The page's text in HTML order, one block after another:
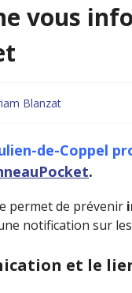
vous
Blanzat
de-Coppel
.
permet de prévenir
notification sur
et le